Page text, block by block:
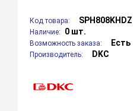
Код товара: SPH808KHDZ
Наличие: 0 шт.
Возможность заказа: Есть
Производитель: DKC